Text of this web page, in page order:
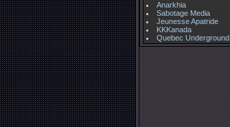
Anarkhia
Sabotage Media
Jeunesse Apatride
KKKanada
Quebec Underground